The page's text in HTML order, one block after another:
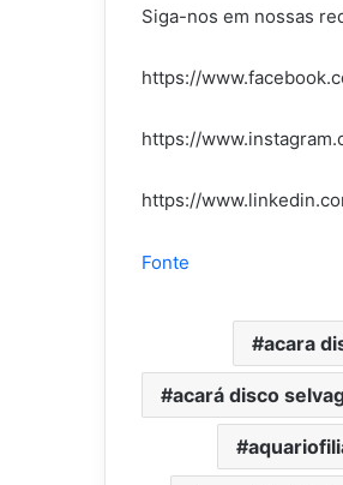
Siga-nos em nossas
https://
https://
https://
Fonte
acara
acará disco